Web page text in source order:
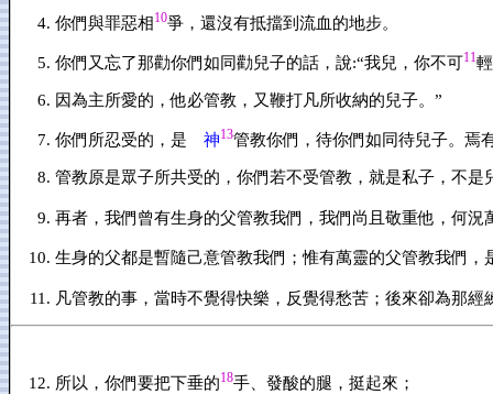
你們與罪惡相10爭，還沒有抵擋到流血的地步。
你們又忘了那勸你們如同勸兒子的話，說:“我兒，你不可11
因為主所愛的，他必管教，又鞭打凡所收納的兒子。”
你們所忍受的，是 神13管教你們，待你們如同待兒子。焉
管教原是眾子所共受的，你們若不受管教，就是私子，不是
再者，我們曾有生身的父管教我們，我們尚且敬重他，何況
生身的父都是暫隨己意管教我們；惟有萬靈的父管教我們，
凡管教的事，當時不覺得快樂，反覺得愁苦；後來卻為那經
所以，你們要把下垂的18手、發酸的腿，挺起來；